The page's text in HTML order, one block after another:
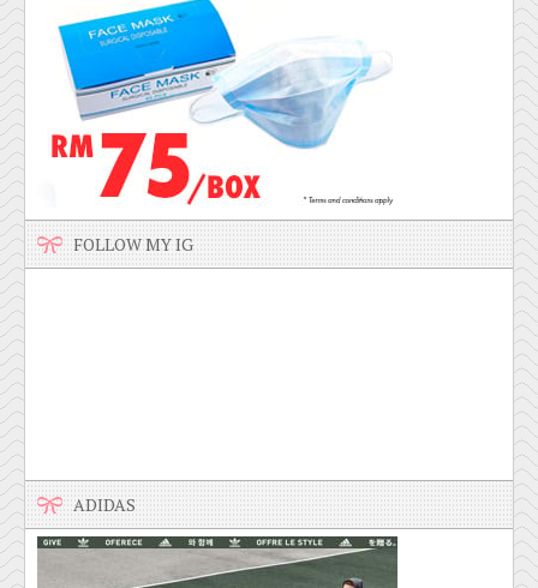
FOLLOW MY IG
ADIDAS